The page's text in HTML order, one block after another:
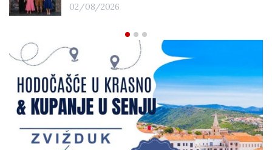
02/08/2026